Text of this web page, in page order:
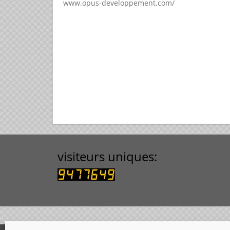
www.opus-developpement.com/
visiteurs uniques: